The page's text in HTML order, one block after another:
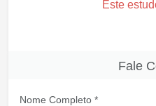
Este
Fale
Nome Completo *